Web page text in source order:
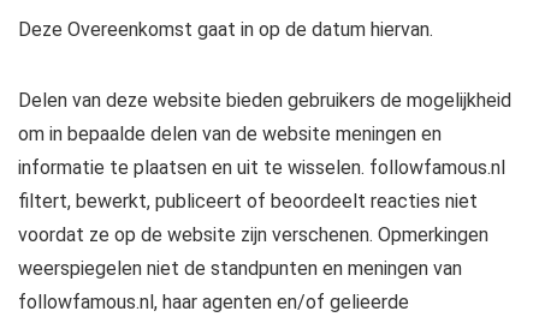
Deze Overeenkomst gaat in op de datum hiervan.
Delen van deze website bieden gebruikers de mogelijkheid
om in bepaalde delen van de website meningen en
informatie te plaatsen en uit te wisselen. followfamous.nl
filtert, bewerkt, publiceert of beoordeelt reacties niet
voordat ze op de website zijn verschenen. Opmerkingen
weerspiegelen niet de standpunten en meningen van
followfamous.nl, haar agenten en/of gelieerde